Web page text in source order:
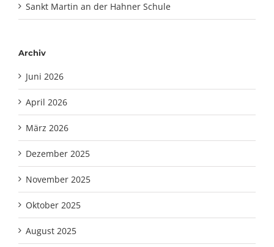
Sankt Martin an der Hahner Schule
Archiv
Juni 2026
April 2026
März 2026
Dezember 2025
November 2025
Oktober 2025
August 2025